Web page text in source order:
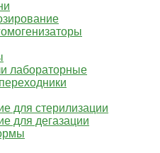
лабораторные
для стерилизации
для дегазации